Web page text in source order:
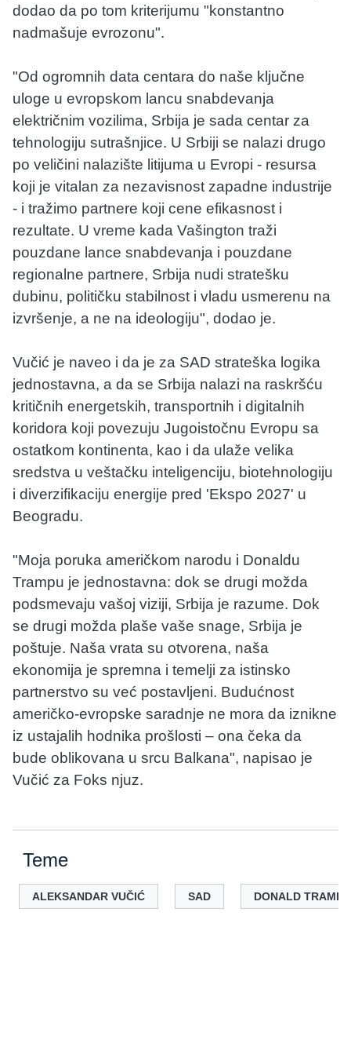
dodao da po tom kriterijumu "konstantno
nadmašuje evrozonu".
"Od ogromnih data centara do naše ključne
uloge u evropskom lancu snabdevanja
električnim vozilima, Srbija je sada centar za
tehnologiju sutrašnjice. U Srbiji se nalazi drugo
po veličini nalazište litijuma u Evropi - resursa
koji je vitalan za nezavisnost zapadne industrije
- i tražimo partnere koji cene efikasnost i
rezultate. U vreme kada Vašington traži
pouzdane lance snabdevanja i pouzdane
regionalne partnere, Srbija nudi stratešku
dubinu, političku stabilnost i vladu usmerenu na
izvršenje, a ne na ideologiju", dodao je.
Vučić je naveo i da je za SAD strateška logika
jednostavna, a da se Srbija nalazi na raskršću
kritičnih energetskih, transportnih i digitalnih
koridora koji povezuju Jugoistočnu Evropu sa
ostatkom kontinenta, kao i da ulaže velika
sredstva u veštačku inteligenciju, biotehnologiju
i diverzifikaciju energije pred 'Ekspo 2027' u
Beogradu.
"Moja poruka američkom narodu i Donaldu
Trampu je jednostavna: dok se drugi možda
podsmevaju vašoj viziji, Srbija je razume. Dok
se drugi možda plaše vaše snage, Srbija je
poštuje. Naša vrata su otvorena, naša
ekonomija je spremna i temelji za istinsko
partnerstvo su već postavljeni. Budućnost
američko-evropske saradnje ne mora da iznikne
iz ustajalih hodnika prošlosti – ona čeka da
bude oblikovana u srcu Balkana", napisao je
Vučić za Foks njuz.
Teme
ALEKSANDAR VUČIĆ SAD DONALD TRAMP